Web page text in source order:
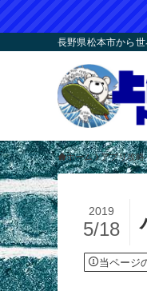
長野県松本市から
ホーム アプリ攻略
2019
5/18
当ページ